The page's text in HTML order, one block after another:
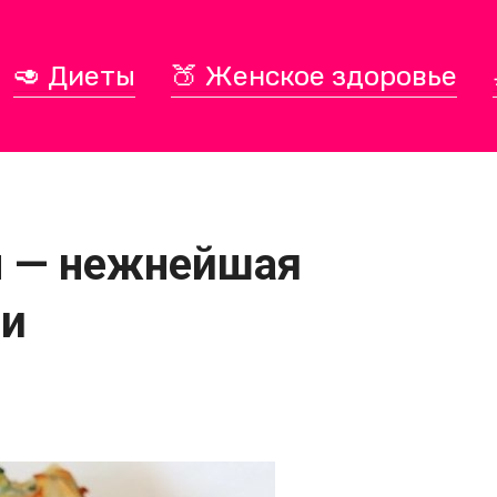
🥑 Диеты 🍑 Женское здоровье
— нежнейшая